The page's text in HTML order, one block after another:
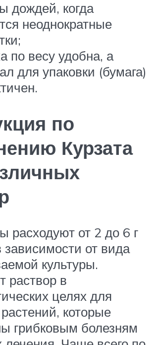
дождей, когда
неоднократные
по весу удобна, а
для упаковки (бумага)
по
Курзата
расходуют от 2 до 6 г
от вида
культуры.
раствор в
целях для
которые
грибковым болезням